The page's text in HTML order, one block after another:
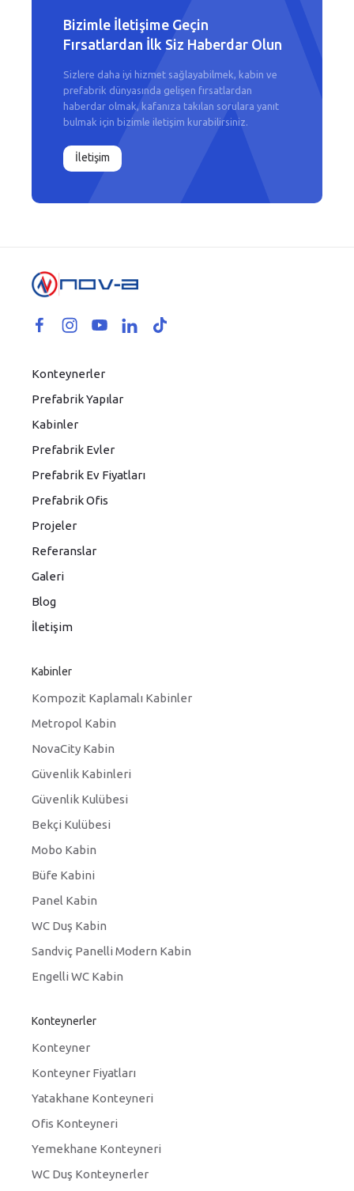
Bizimle İletişime Geçin
Fırsatlardan İlk Siz Haberdar Olun
Sizlere daha iyi hizmet sağlayabilmek, kabin ve
prefabrik dünyasında gelişen fırsatlardan
haberdar olmak, kafanıza takılan sorulara yanıt
bulmak için bizimle iletişim kurabilirsiniz.
İletişim
Konteynerler
Prefabrik Yapılar
Kabinler
Prefabrik Evler
Prefabrik Ev Fiyatları
Prefabrik Ofis
Projeler
Referanslar
Galeri
Blog
İletişim
Kabinler
Kompozit Kaplamalı Kabinler
Metropol Kabin
NovaCity Kabin
Güvenlik Kabinleri
Güvenlik Kulübesi
Bekçi Kulübesi
Mobo Kabin
Büfe Kabini
Panel Kabin
WC Duş Kabin
Sandviç Panelli Modern Kabin
Engelli WC Kabin
Konteynerler
Konteyner
Konteyner Fiyatları
Yatakhane Konteyneri
Ofis Konteyneri
Yemekhane Konteyneri
WC Duş Konteynerler